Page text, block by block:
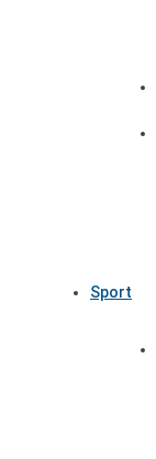
Sport